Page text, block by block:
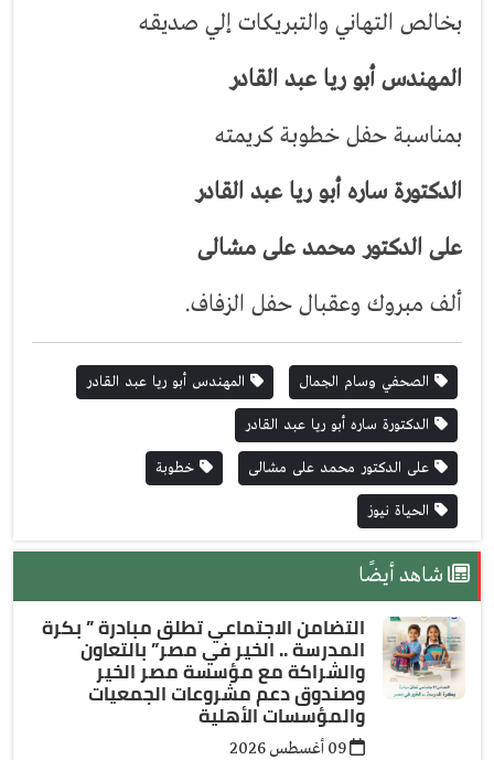
بخالص التهاني والتبريكات إلي صديقه
المهندس أبو ريا عبد القادر
بمناسبة حفل خطوبة كريمته
الدكتورة ساره أبو ريا عبد القادر
على الدكتور محمد على مشالى
ألف مبروك وعقبال حفل الزفاف.
الصحفي وسام الجمال
المهندس أبو ريا عبد القادر
الدكتورة ساره أبو ريا عبد القادر
على الدكتور محمد على مشالى
خطوبة
الحياة نيوز
شاهد أيضًا
التضامن الاجتماعي تطلق مبادرة ” بكرة
المدرسة .. الخير في مصر” بالتعاون
والشراكة مع مؤسسة مصر الخير
وصندوق دعم مشروعات الجمعيات
والمؤسسات الأهلية